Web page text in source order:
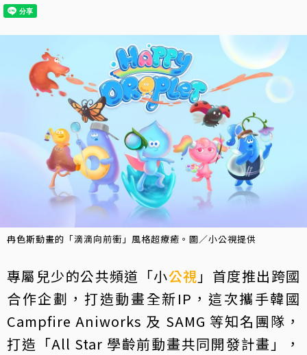
冉色斯動畫的「滴滴向前衝」風格超療癒。圖／小公視提供
專屬兒少的公共頻道「小公視 」首度推出跨國
合作企劃，打造動畫全新IP，這次攜手韓國
Campfire Aniworks 及 SAMG 等知名團隊，
打造「All Star 學齡前動畫共同開發計畫」，